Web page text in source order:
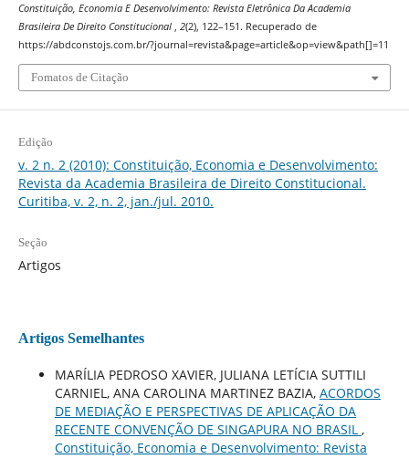
Constituição, Economia E Desenvolvimento: Revista Eletrônica Da Academia
Brasileira De Direito Constitucional , 2(2), 122–151. Recuperado de
https://abdconstojs.com.br/?journal=revista&page=article&op=view&path[]=11
Fomatos de Citação
Edição
v. 2 n. 2 (2010): Constituição, Economia e Desenvolvimento:
Revista da Academia Brasileira de Direito Constitucional.
Curitiba, v. 2, n. 2, jan./jul. 2010.
Seção
Artigos
Artigos Semelhantes
MARÍLIA PEDROSO XAVIER, JULIANA LETÍCIA SUTTILI
CARNIEL, ANA CAROLINA MARTINEZ BAZIA, ACORDOS
DE MEDIAÇÃO E PERSPECTIVAS DE APLICAÇÃO DA
RECENTE CONVENÇÃO DE SINGAPURA NO BRASIL ,
Constituição, Economia e Desenvolvimento: Revista